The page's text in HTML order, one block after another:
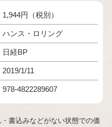
1,944円（税別）
ハンス・ロリング
日経BP
2019/1/11
978-4822289607
書込みなどがない状態での価